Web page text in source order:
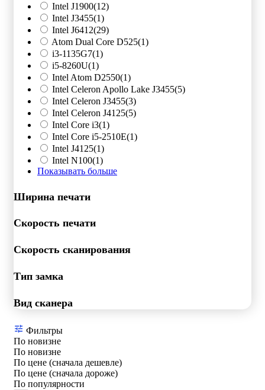
Intel J1900(12)
Intel J3455(1)
Intel J6412(29)
Atom Dual Core D525(1)
i3-1135G7(1)
i5-8260U(1)
Intel Atom D2550(1)
Intel Celeron Apollo Lake J3455(5)
Intel Celeron J3455(3)
Intel Celeron J4125(5)
Intel Core i3(1)
Intel Core i5-2510E(1)
Intel J4125(1)
Intel N100(1)
Показывать больше
Ширина печати
Скорость печати
Скорость сканирования
Тип замка
Вид сканера
Фильтры
По новизне
По новизне
По цене (сначала дешевле)
По цене (сначала дороже)
По популярности